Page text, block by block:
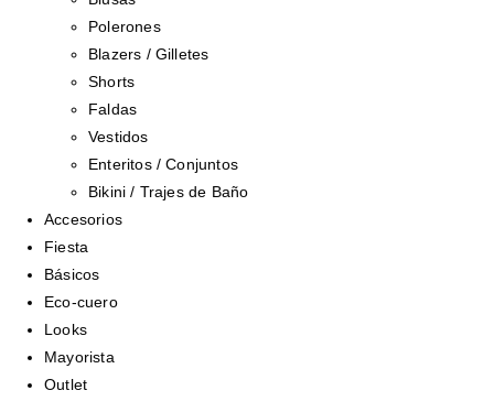
Polerones
Blazers / Gilletes
Shorts
Faldas
Vestidos
Enteritos / Conjuntos
Bikini / Trajes de Baño
Accesorios
Fiesta
Básicos
Eco-cuero
Looks
Mayorista
Outlet